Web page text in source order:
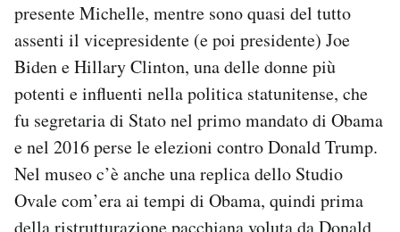
presente Michelle, mentre sono quasi del tutto
assenti il vicepresidente (e poi presidente) Joe
Biden e Hillary Clinton, una delle donne più
potenti e influenti nella politica statunitense, che
fu segretaria di Stato nel primo mandato di Obama
e nel 2016 perse le elezioni contro Donald Trump.
Nel museo c’è anche una replica dello Studio
Ovale com’era ai tempi di Obama, quindi prima